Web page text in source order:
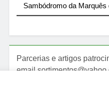
Sambódromo da Marquês
Parcerias e artigos
email